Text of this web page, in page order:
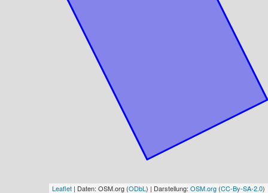
Leaflet | Daten: OSM.org (ODbL ) | Darstellung: OSM.org (CC-By-SA-2.0)